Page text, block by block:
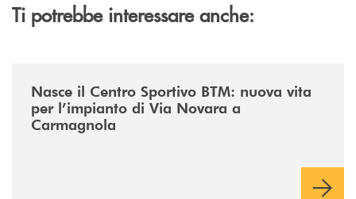
Ti potrebbe interessare anche:
Nasce il Centro Sportivo BTM: nuova vita
per l’impianto di Via Novara a
Carmagnola